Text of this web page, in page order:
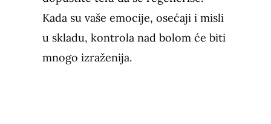
Kada su vaše emocije, osećaji i misli
u skladu, kontrola nad bolom će biti
mnogo izraženija.